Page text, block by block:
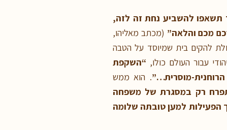
תשאפו להשביע נחת זה לזה,
מכם והלאה” (מכתב מאליהו,
להקים בית שמיוסד על הטבה
עבור העולם כולו, “השקפת
מוסרית…”. הוא ממש
תפרח רק במסגרת של משפחה
הפעילות למען טובתה שלומה